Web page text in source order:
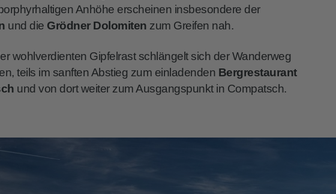
Anhöhe erscheinen insbesondere der
und die Grödner Dolomiten zum Greifen nah.
wohlverdienten Gipfelrast schlängelt sich der Wanderweg
teils im sanften Abstieg zum einladenden Bergrestaurant
und von dort weiter zum Ausgangspunkt in Compatsch.